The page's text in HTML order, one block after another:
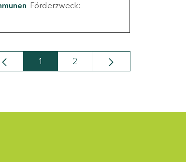
Förderzweck:
Seite
1 Seite
2